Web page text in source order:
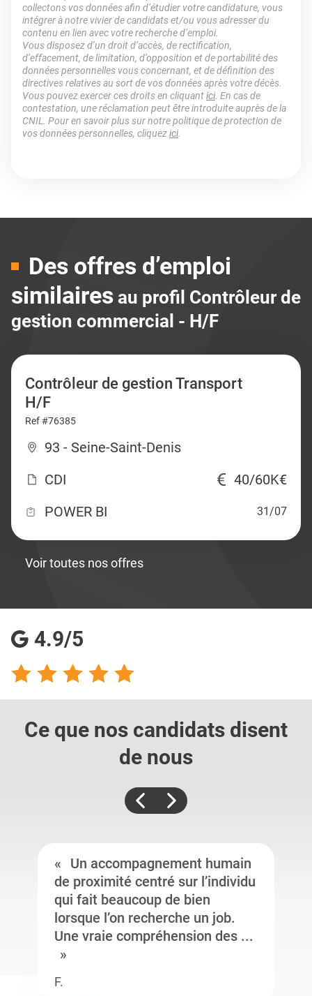
collectons vos données afin d’étudier votre candidature, vous
intégrer à notre vivier de candidats et/ou vous adresser du
contenu en lien avec votre recherche d’emploi.
Vous disposez d’un droit d’accès, de rectification,
d’effacement, de limitation, d’opposition et de portabilité des
données personnelles vous concernant, et de définition des
directives relatives au sort de vos données après votre décès.
Vous pouvez exercer ces droits en cliquantici. En cas de
contestation, une réclamation peut être introduite auprès de la
CNIL. Pour en savoir plus sur notre politique de protection de
vos données personnelles, cliquezici.
Des offres d’emploi
similaires au profil Contrôleur de
gestion commercial - H/F
Contrôleur de gestion Transport
H/F
Ref #76385
93 - Seine-Saint-Denis
CDI
40/60K€
POWER BI
31/07
Voir toutes nos offres
4.9/5
Ce que nos candidats disent
de nous
Un accompagnement humain
de proximité centré sur l’individu
qui fait beaucoup de bien
lorsque l’on recherche un job.
Une vraie compréhension des ...
F.